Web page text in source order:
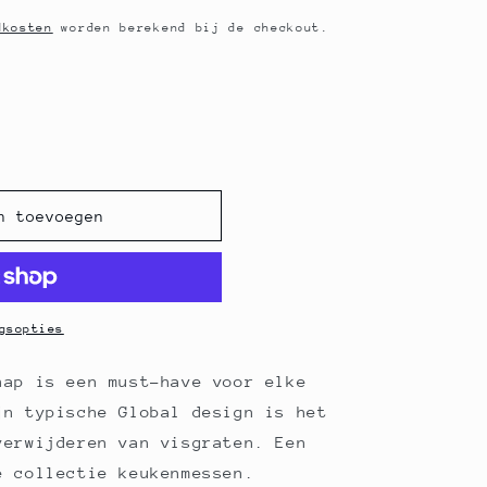
worden berekend bij de checkout.
toevoegen
is een must-have voor elke
typische Global design is het
van visgraten. Een
keukenmessen.